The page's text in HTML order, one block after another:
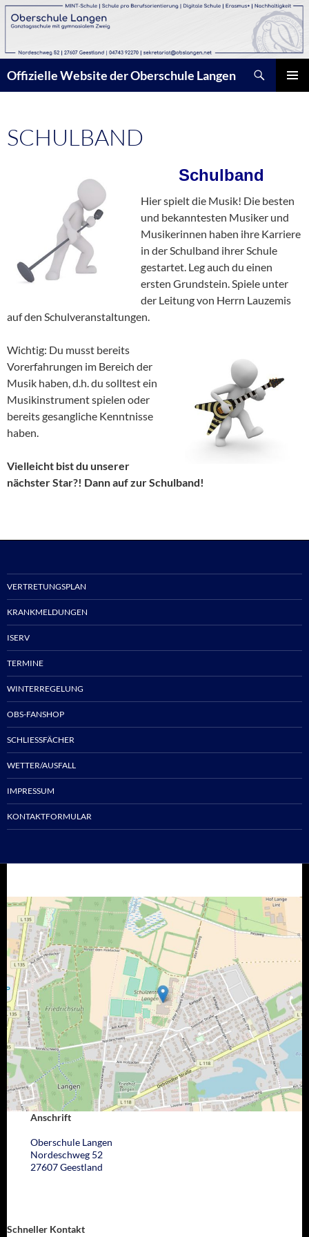
Zum
Inhalt
Offizielle Website der Oberschule Langen
SCHULBAND
Schulband
Hier spielt die Musik! Die besten
und bekanntesten Musiker und
Musikerinnen haben ihre Karriere
in der Schulband ihrer Schule
gestartet. Leg auch du einen
ersten Grundstein. Spiele unter
der Leitung von Herrn Lauzemis
auf den Schulveranstaltungen.
Wichtig: Du musst bereits
Vorerfahrungen im Bereich der
Musik haben, d.h. du solltest ein
Musikinstrument spielen oder
bereits gesangliche Kenntnisse
haben.
Vielleicht bist du unserer
nächster Star?! Dann auf zur Schulband!
VERTRETUNGSPLAN
KRANKMELDUNGEN
ISERV
TERMINE
WINTERREGELUNG
OBS-FANSHOP
SCHLIESSFÄCHER
WETTER/AUSFALL
IMPRESSUM
KONTAKTFORMULAR
Anschrift
Oberschule Langen
Nordeschweg 52
27607 Geestland
Schneller Kontakt